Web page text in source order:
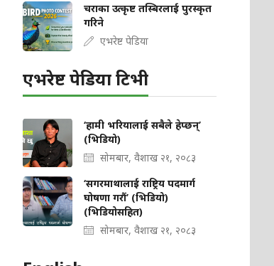
चराका उत्कृष्ट तस्बिरलाई पुरस्कृत
गरिने
एभरेष्ट पेडिया
एभरेष्ट पेडिया टिभी
‘हामी भरियालाई सबैले हेप्छन्’
(भिडियो)
सोमबार, वैशाख २१, २०८३
‘सगरमाथालाई राष्ट्रिय पदमार्ग
घोषणा गरौं’ (भिडियो)
(भिडियोसहित)
सोमबार, वैशाख २१, २०८३